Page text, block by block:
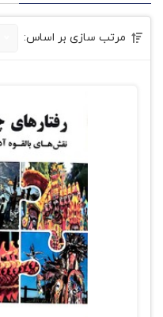
مرتب سازی بر اساس: